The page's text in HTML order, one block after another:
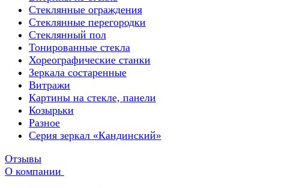
Стеклянные ограждения
Стеклянные перегородки
Стеклянный пол
Тонированные стекла
Хореографические станки
Зеркала состаренные
Витражи
Картины на стекле, панели
Козырьки
Разное
Серия зеркал «Кандинский»
Отзывы
О компании